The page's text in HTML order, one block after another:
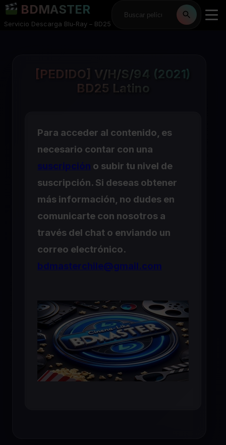
BDMASTER
Servicio Descarga Blu-Ray – BD25
[PEDIDO] V/H/S/94 (2021)
BD25 Latino
Para acceder al contenido, es
necesario contar con una
suscripción o subir tu nivel de
suscripción. Si deseas obtener
más información, no dudes en
comunicarte con nosotros a
través del chat o enviando un
correo electrónico.
bdmasterchile@gmail.com